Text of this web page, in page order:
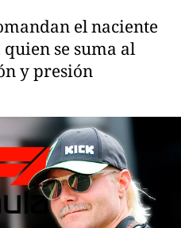
el naciente
se suma al
y presión